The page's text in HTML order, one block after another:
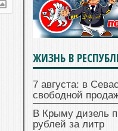
ЖИЗНЬ В
7 августа: в
свободной
В Крыму дизель
рублей за литр